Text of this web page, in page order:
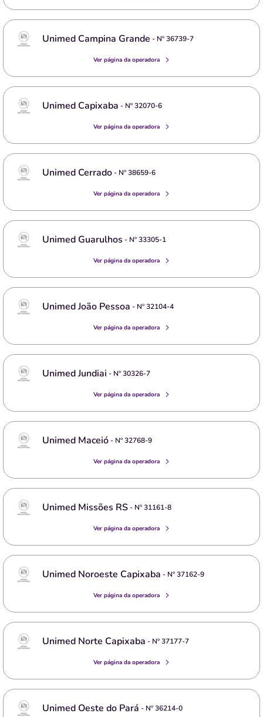
Unimed Campina Grande - Nº36739-7
Ver página da operadora
Unimed Capixaba - Nº32070-6
Ver página da operadora
Unimed Cerrado- Nº38659-6
Ver página da operadora
Unimed Guarulhos - Nº33305-1
Ver página da operadora
Unimed João Pessoa - Nº32104-4
Ver página da operadora
Unimed Jundiai - Nº30326-7
Ver página da operadora
Unimed Maceió- Nº32768-9
Ver página da operadora
Unimed Missões RS- Nº31161-8
Ver página da operadora
Unimed Noroeste Capixaba - Nº37162-9
Ver página da operadora
Unimed Norte Capixaba - Nº37177-7
Ver página da operadora
Unimed Oeste do Pará - Nº36214-0